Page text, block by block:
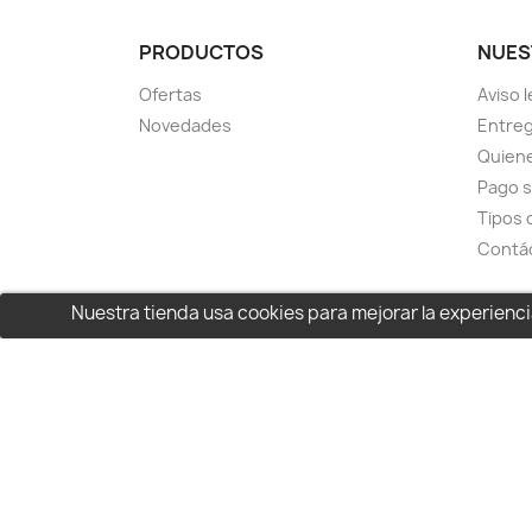
Nuestra tienda usa cookies para mejorar la
PRODUCTOS
Ofertas
Novedades
Aviso
Pago
Tipos